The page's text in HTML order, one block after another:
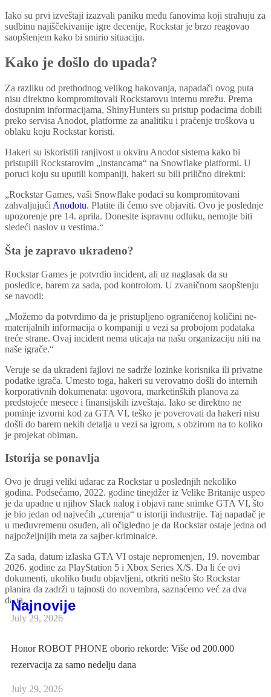
Iako su prvi izveštaji izazvali paniku među fanovima koji strahuju za
sudbinu najiščekivanije igre decenije, Rockstar je brzo reagovao
saopštenjem kako bi smirio situaciju.
Kako je došlo do upada?
Za razliku od prethodnog velikog hakovanja, napadači ovog puta
nisu direktno kompromitovali Rockstarovu internu mrežu. Prema
dostupnim informacijama, ShinyHunters su pristup podacima dobili
preko servisa Anodot, platforme za analitiku i praćenje troškova u
oblaku koju Rockstar koristi.
Hakeri su iskoristili ranjivost u okviru Anodot sistema kako bi
pristupili Rockstarovim „instancama“ na Snowflake platformi. U
poruci koju su uputili kompaniji, hakeri su bili prilično direktni:
„Rockstar Games, vaši Snowflake podaci su kompromitovani
zahvaljujući Anodotu. Platite ili ćemo sve objaviti. Ovo je poslednje
upozorenje pre 14. aprila. Donesite ispravnu odluku, nemojte biti
sledeći naslov u vestima.“
Šta je zapravo ukradeno?
Rockstar Games je potvrdio incident, ali uz naglasak da su
posledice, barem za sada, pod kontrolom. U zvaničnom saopštenju
se navodi:
„Možemo da potvrdimo da je pristupljeno ograničenoj količini ne-
materijalnih informacija o kompaniji u vezi sa probojom podataka
treće strane. Ovaj incident nema uticaja na našu organizaciju niti na
naše igrače.“
Veruje se da ukradeni fajlovi ne sadrže lozinke korisnika ili privatne
podatke igrača. Umesto toga, hakeri su verovatno došli do internih
korporativnih dokumenata: ugovora, marketinških planova za
predstojeće mesece i finansijskih izveštaja. Iako se direktno ne
pominje izvorni kod za GTA VI, teško je poverovati da hakeri nisu
došli do barem nekih detalja u vezi sa igrom, s obzirom na to koliko
je projekat obiman.
Istorija se ponavlja
Ovo je drugi veliki udarac za Rockstar u poslednjih nekoliko
godina. Podsećamo, 2022. godine tinejdžer iz Velike Britanije uspeo
je da upadne u njihov Slack nalog i objavi rane snimke GTA VI, što
je bio jedan od najvećih „curenja“ u istoriji industrije. Taj napadač je
u međuvremenu osuđen, ali očigledno je da Rockstar ostaje jedna od
najpoželjnijih meta za sajber-kriminalce.
Za sada, datum izlaska GTA VI ostaje nepromenjen, 19. novembar
2026. godine za PlayStation 5 i Xbox Series X/S. Da li će ovi
dokumenti, ukoliko budu objavljeni, otkriti nešto što Rockstar
planira da zadrži u tajnosti do novembra, saznaćemo već za dva
dana.
Najnovije
July 29, 2026
Honor ROBOT PHONE oborio rekorde: Više od 200.000
rezervacija za samo nedelju dana
July 29, 2026